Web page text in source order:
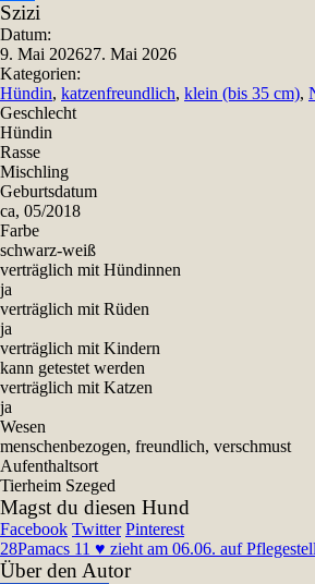
Teilen
Szizi
Datum:
9. Mai 202627. Mai 2026
Kategorien:
Hündin, katzenfreundlich, klein (bis 35 cm),
Geschlecht
Hündin
Rasse
Mischling
Geburtsdatum
ca, 05/2018
Farbe
schwarz-weiß
verträglich mit Hündinnen
ja
verträglich mit Rüden
ja
verträglich mit Kindern
kann getestet werden
verträglich mit Katzen
ja
Wesen
menschenbezogen, freundlich, verschmust
Aufenthaltsort
Tierheim Szeged
Magst du diesen Hund
Facebook Twitter Pinterest
28Pamacs 11 ♥ zieht am 06.06. auf
Über den Autor